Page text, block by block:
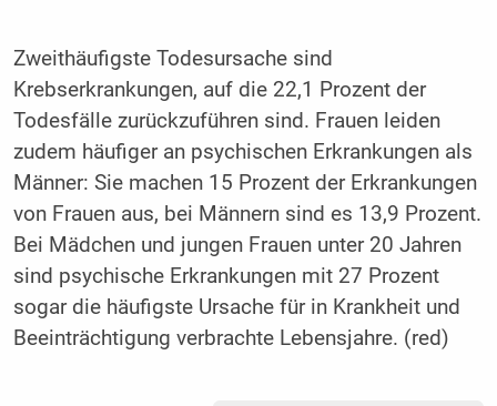
Zweithäufigste Todesursache sind
Krebserkrankungen, auf die 22,1 Prozent der
Todesfälle zurückzuführen sind. Frauen leiden
zudem häufiger an psychischen Erkrankungen als
Männer: Sie machen 15 Prozent der Erkrankungen
von Frauen aus, bei Männern sind es 13,9 Prozent.
Bei Mädchen und jungen Frauen unter 20 Jahren
sind psychische Erkrankungen mit 27 Prozent
sogar die häufigste Ursache für in Krankheit und
Beeinträchtigung verbrachte Lebensjahre. (red)